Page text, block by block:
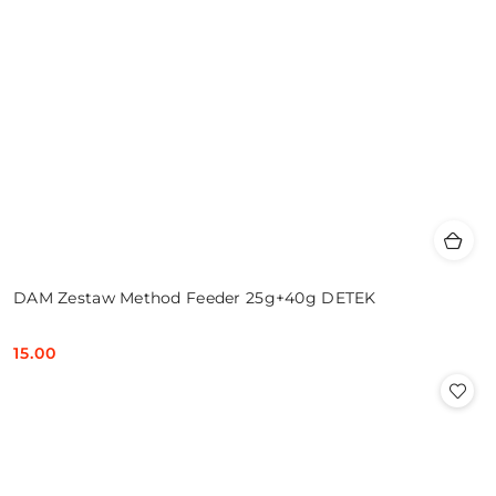
DAM Zestaw Method Feeder 25g+40g DETEK
Cena:
15.00